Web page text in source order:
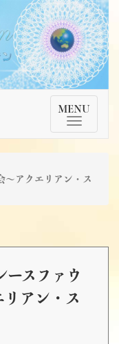
TMenu
MENU
アクエリアン・ス
スファウ
アン・ス